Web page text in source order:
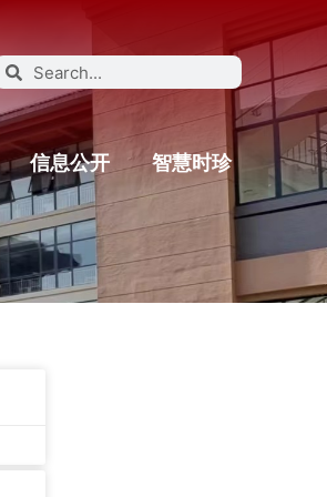
信息公开 智慧时珍